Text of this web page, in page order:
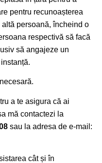
pentru recunoașterea
persoană, încheind o
respectivă să facă
să angajeze un
a te asigura că ai
mă contactezi la
sau la adresa de e-mail:
cât și în